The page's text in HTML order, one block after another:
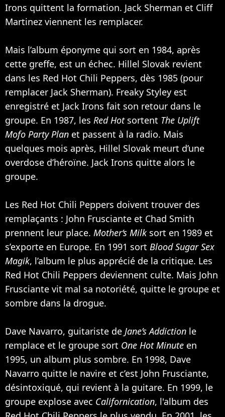
Irons quittent la formation. Jack Sherman et Cliff
Martinez viennent les remplacer.
Mais l’album éponyme qui sort en 1984, après
cette greffe, est un échec. Hillel Slovak revient
dans les Red Hot Chili Peppers, dès 1985 (pour
remplacer Jack Sherman). Freaky Styley est
enregistré et Jack Irons fait son retour dans le
groupe. En 1987, les Red Hotsortent The Uplift
Mofo Party Plan et passent à la radio. Mais
quelques mois après, Hillel Slovak meurt d’une
overdose d’héroïne. Jack Irons quitte alors le
groupe.
Les Red Hot Chili Peppers doivent trouver des
remplaçants : John Frusciante et Chad Smith
prennent leur place. Mother‘s Milk sort en 1989 et
s’exporte en Europe. En 1991 sort Blood Sugar Sex
Magik, l’album le plus apprécié de la critique. Les
Red Hot Chili Peppers deviennent culte. Mais John
Frusciante vit mal sa notoriété, quitte le groupe et
sombre dans la drogue.
Dave Navarro, guitariste de Jane’s Addiction le
remplace et le groupe sort One Hot Minute en
1995, un album plus sombre. En 1998, Dave
Navarro quitte le navire et c’est John Frusciante,
désintoxiqué, qui revient à la guitare. En 1999, le
groupe explose avec Californication, l'album des